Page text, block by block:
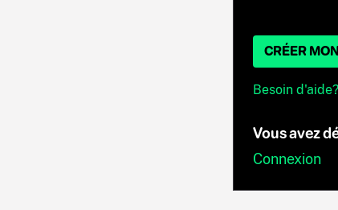
CRÉER
Besoin d'aide?
Vous avez
Connexion